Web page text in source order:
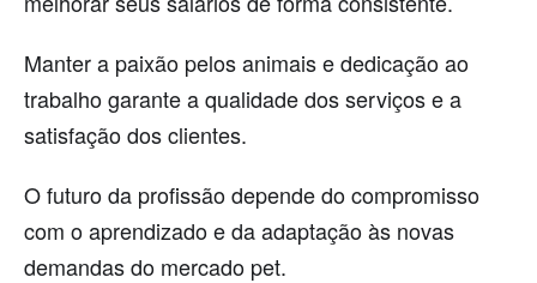
Manter a paixão pelos animais e dedicação ao
trabalho garante a qualidade dos serviços e a
satisfação dos clientes.
O futuro da profissão depende do compromisso
com o aprendizado e da adaptação às novas
demandas do mercado pet.